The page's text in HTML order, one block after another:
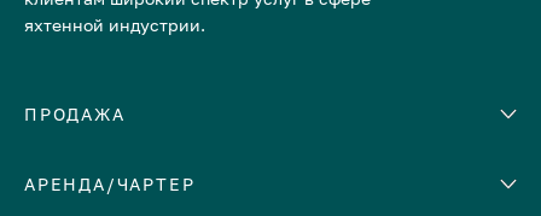
яхтенной индустрии.
ПРОДАЖА
Количество кают
АРЕНДА/ЧАРТЕР